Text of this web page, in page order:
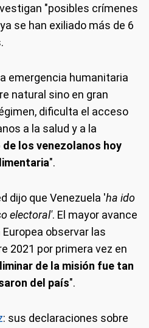
"posibles crímenes
se han exiliado más de 6
emergencia humanitaria
natural sino en gran
dificulta el acceso
a la salud y a la
de los venezolanos hoy
".
dijo que Venezuela 'ha ido
electoral'. El mayor avance
observar las
2021 por primera vez en
de la misión fue tan
del país".
: sus declaraciones sobre